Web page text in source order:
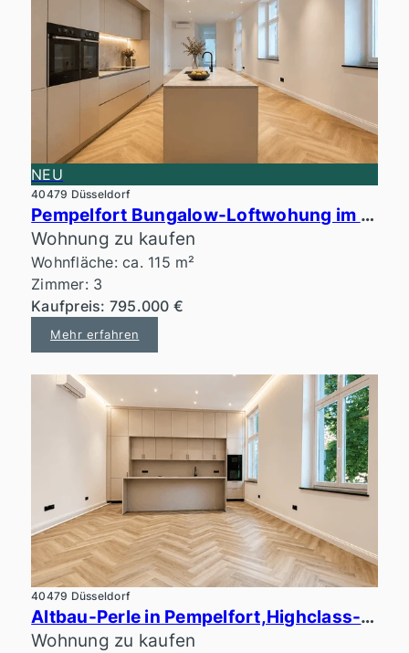
NEU
40479 Düsseldorf
Pempelfort Bungalow-Loftwohung im ruhigen Innenhof
Wohnung zu kaufen
Wohnfläche: ca. 115 m²
Zimmer: 3
Kaufpreis: 795.000 €
Mehr erfahren
40479 Düsseldorf
Altbau-Perle in Pempelfort,Highclass-Ausstattung, Erstbezug
Wohnung zu kaufen